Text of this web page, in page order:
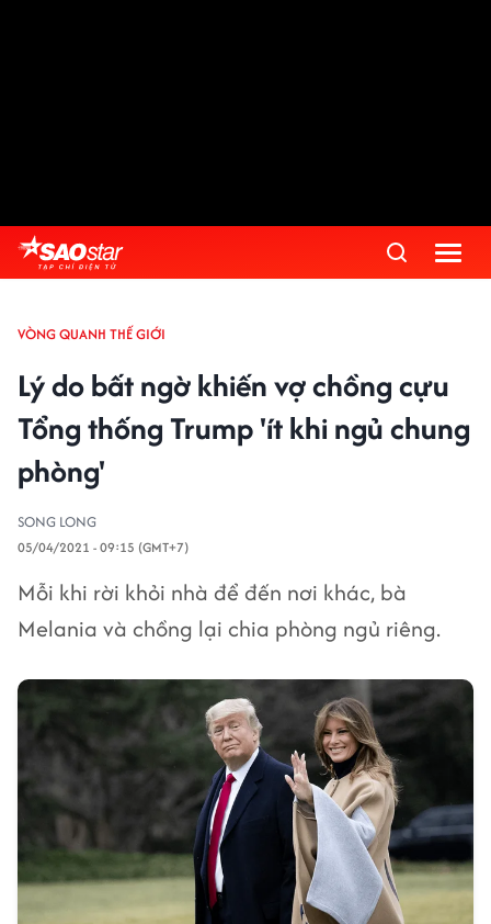
VÒNG QUANH THẾ GIỚI
Lý do bất ngờ khiến vợ chồng cựu
Tổng thống Trump 'ít khi ngủ chung
phòng'
SONG LONG
05/04/2021 - 09:15 (GMT+7)
Mỗi khi rời khỏi nhà để đến nơi khác, bà
Melania và chồng lại chia phòng ngủ riêng.